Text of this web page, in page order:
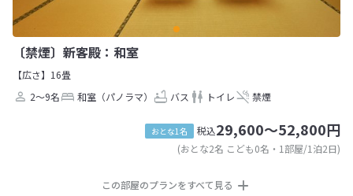
〔禁煙〕新客殿：和室
【広さ】16畳
2～9名
和室（パノラマ） バス トイレ 禁煙
おとな1名 税込29,600～52,800円
(おとな2名 こども0名・1部屋/1泊2日)
この部屋のプランをすべて見る